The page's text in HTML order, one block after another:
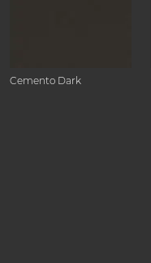
Cemento Dark